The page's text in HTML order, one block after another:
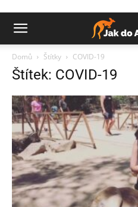
Domů Štítky COVID-19
Štítek: COVID-19